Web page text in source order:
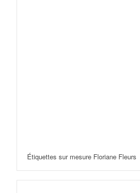
Étiquettes sur mesure Floriane Fleurs